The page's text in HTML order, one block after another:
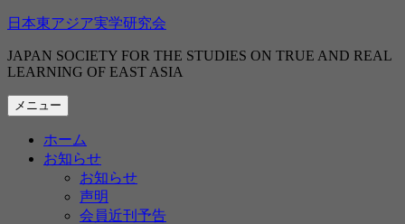
コ
テ
ン
ツ
へ
日本東アジア実学研究会
JAPAN SOCIETY FOR THE STUDIES ON TRUE AND REAL
LEARNING OF EAST ASIA
メニュー
ホーム
お知らせ
お知らせ
声明
会員近刊予告